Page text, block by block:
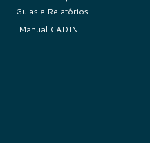
– Guias e Relatórios
Manual CADIN